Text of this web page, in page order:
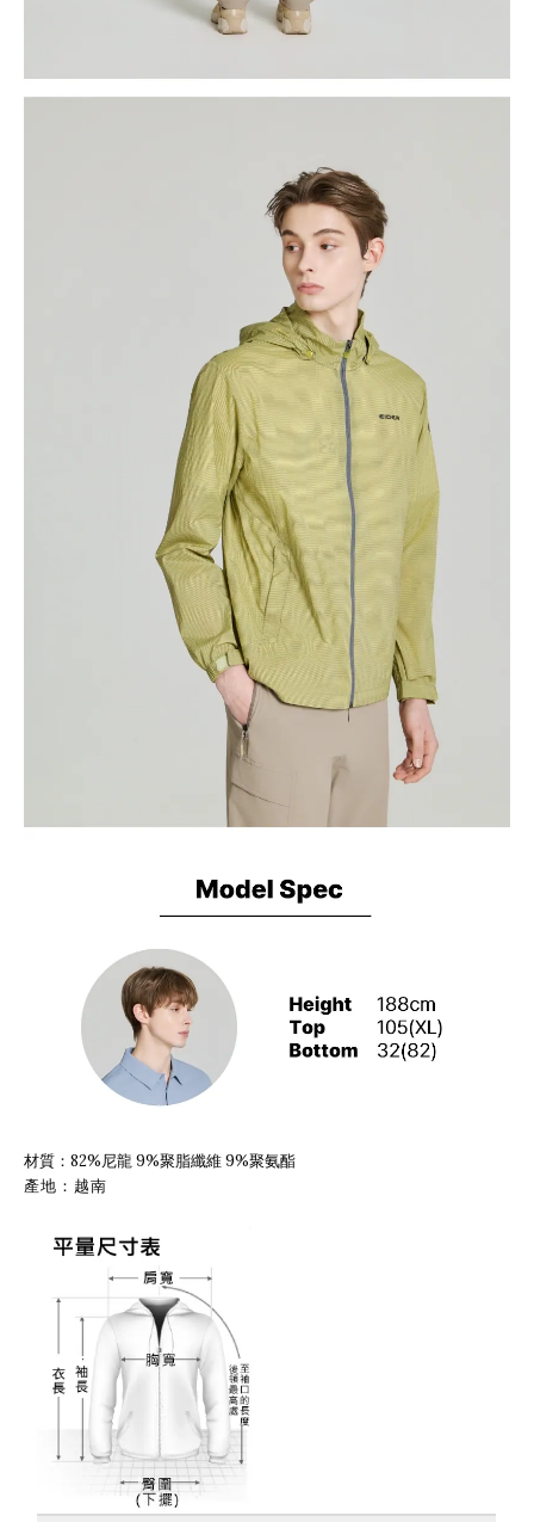
材質：82%尼龍 9%聚脂纖維 9%聚氨酯
產地：越南